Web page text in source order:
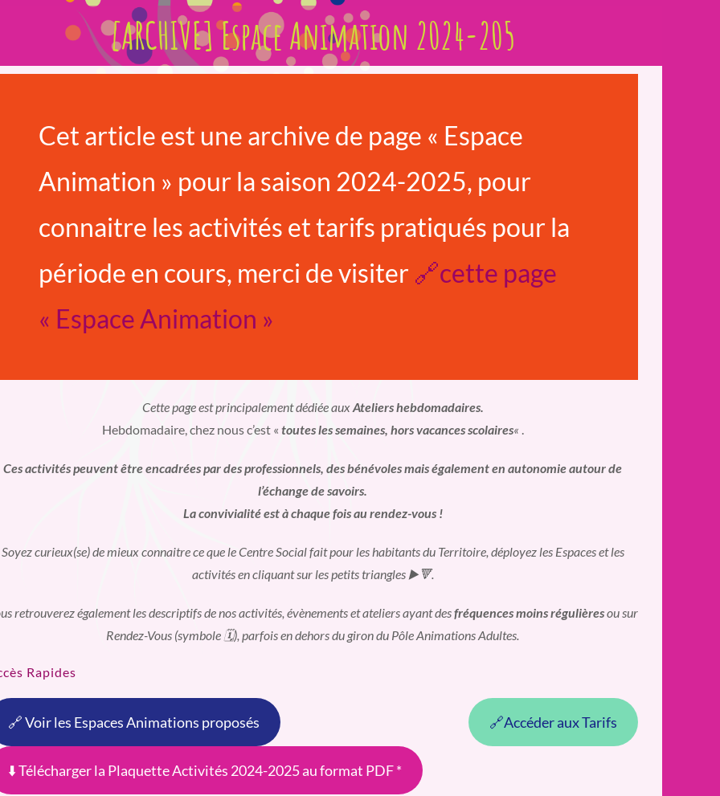
[ARCHIVE] Espace Animation 2024-205
Cet article est une archive de page « Espace
Animation » pour la saison 2024-2025, pour
connaitre les activités et tarifs pratiqués pour la
période en cours, merci de visiter 🔗cette page
« Espace Animation »
Cette page est principalement dédiée auxAteliers hebdomadaires.
Hebdomadaire, chez nous c’est « toutes les semaines, hors vacances scolaires«
Ces activités peuvent être encadrées par des professionnels, des bénévoles mais également en autonomie autour de
l’échange de savoirs.
La convivialité est à chaque fois au rendez-vous !
Soyez curieux(se) de mieux connaitre ce que le Centre Social fait pour les habitants du Territoire, déployez les Espaces et les
activités en cliquant sur les petits triangles ▶️🔻.
retrouverez également les descriptifs de nos activités, évènements et ateliers ayant desfréquences moins régulièresou sur
Rendez-Vous (symbole 🗓️), parfois en dehors du giron du Pôle Animations Adultes.
Rapides
🔗 Voir les Espaces Animations proposés 🔗Accéder aux Tarifs
⬇️ Télécharger la Plaquette Activités 2024-2025 au format PDF *